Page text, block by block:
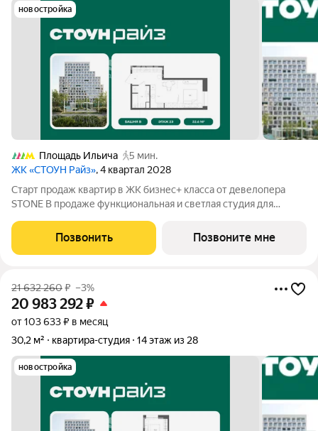
новостройка
Площадь Ильича
5 мин.
ЖК «СТОУН Райз», 4 квартал 2028
Старт продаж квартир в ЖК бизнес+ класса от девелопера
STONE В продаже функциональная и светлая студия для
молодым парам и небольшим семьям. Квартира расположена
в камерном низкоэтажном жилом
Позвонить Позвоните мне
21 632 260₽ –3%
20 983 292₽
от 103 633 ₽ в месяц
30,2 м²
квартира-студия 14 этаж из 28
новостройка